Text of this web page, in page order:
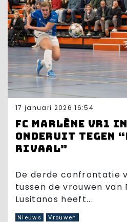
17 januari 2026 16:54
FC Marlène VR1
onderuit tegen
rivaal”
De derde confrontatie
tussen de vrouwen van
Lusitanos heeft...
Nieuws Vrouwen